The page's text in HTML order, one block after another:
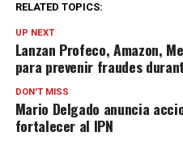
RELATED TOPICS:
UP NEXT
Lanzan Profeco, Amazon,
para prevenir fraudes
DON'T MISS
Mario Delgado anuncia
fortalecer al IPN